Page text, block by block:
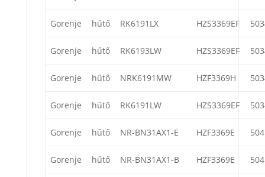
Gorenje hűtő RK6191LX HZS3369EF
Gorenje hűtő RK6193LW HZS3369EF
Gorenje hűtő NRK6191MW HZF3369H
Gorenje hűtő RK6191LW HZS3369EF
Gorenje hűtő NR-BN31AX1-E HZF3369E
Gorenje hűtő NR-BN31AX1-B HZF3369E